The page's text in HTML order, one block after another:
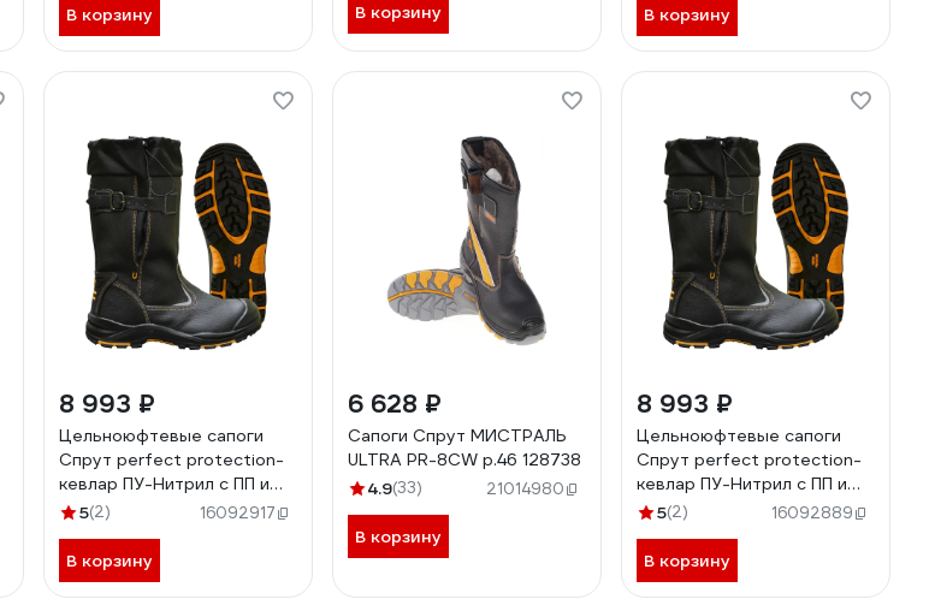
В корзину В корзину В корзину
8 993 ₽
Цельноюфтевые сапоги
Спрут perfect protection-
кевлар ПУ-Нитрил с ПП и
АС на натуральном меху р.
5(2) 16092917
В корзину
6 628 ₽
Сапоги Спрут МИСТРАЛЬ
ULTRA PR-8CW р.46 128738
4.9(33) 21014980
В корзину
8 993 ₽
Цельноюфтевые сапоги
Спрут perfect protection-
кевлар ПУ-Нитрил с ПП и
АС на натуральном меху р.
5(2) 16092889
В корзину